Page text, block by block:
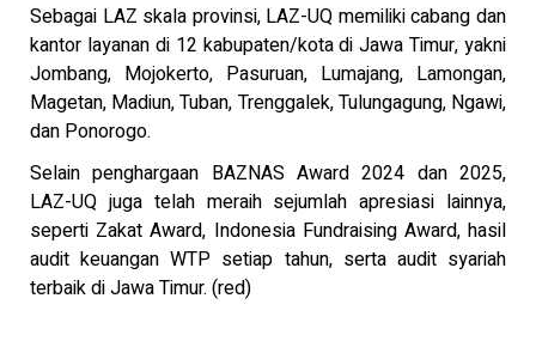
Sebagai LAZ skala provinsi, LAZ-UQ memiliki cabang dan
kantor layanan di 12 kabupaten/kota di Jawa Timur, yakni
Jombang, Mojokerto, Pasuruan, Lumajang, Lamongan,
Magetan, Madiun, Tuban, Trenggalek, Tulungagung, Ngawi,
dan Ponorogo.
Selain penghargaan BAZNAS Award 2024 dan 2025,
LAZ-UQ juga telah meraih sejumlah apresiasi lainnya,
seperti Zakat Award, Indonesia Fundraising Award, hasil
audit keuangan WTP setiap tahun, serta audit syariah
terbaik di Jawa Timur. (red)